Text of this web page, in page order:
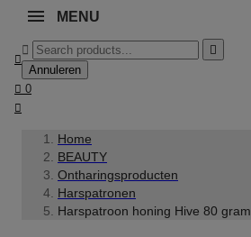
MENU



Annuleren
 0

Home
BEAUTY
Ontharingsproducten
Harspatronen
Harspatroon honing Hive 80 gram